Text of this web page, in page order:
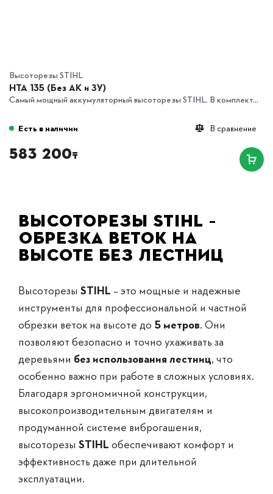
Высоторезы STIHL
HTA 135 (Без АК и ЗУ)
Самый мощный аккумуляторный высоторезы STIHL. В комплект...
В сравнение
Есть в наличии
583 200₸
Высоторезы STIHL –
обрезка веток на
высоте без лестниц
Высоторезы STIHL – это мощные и надежные
инструменты для профессиональной и частной
обрезки веток на высоте до 5 метров. Они
позволяют безопасно и точно ухаживать за
деревьями без использования лестниц, что
особенно важно при работе в сложных условиях.
Благодаря эргономичной конструкции,
высокопроизводительным двигателям и
продуманной системе виброгашения,
высоторезы STIHL обеспечивают комфорт и
эффективность даже при длительной
эксплуатации.